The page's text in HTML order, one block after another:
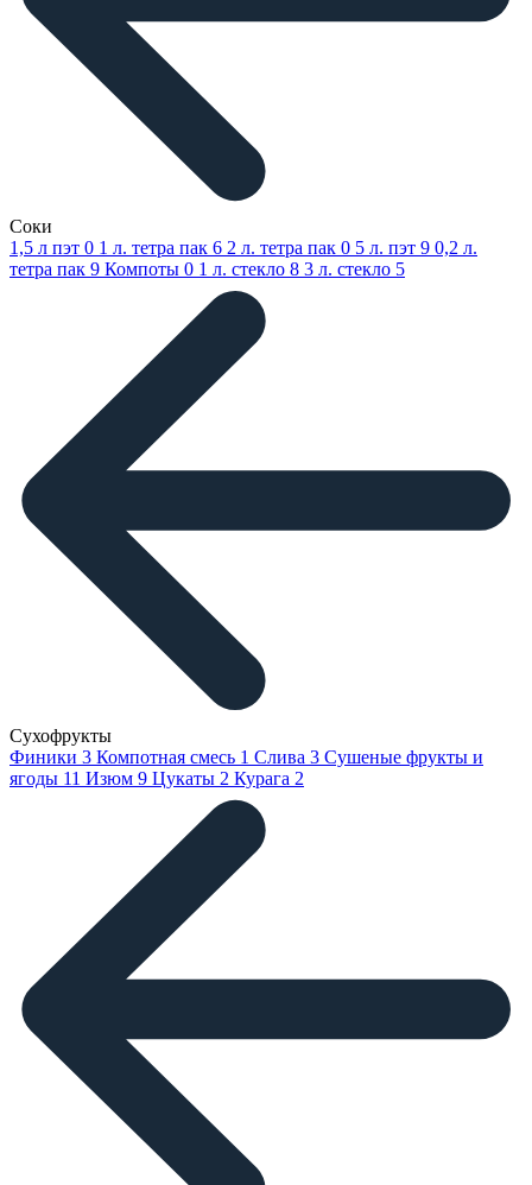
Соки
1,5 л пэт 0 1 л. тетра пак 6 2 л. тетра пак 0 5 л. пэт 9 0,2 л.
тетра пак 9 Компоты 0 1 л. стекло 8 3 л. стекло 5
Сухофрукты
Финики 3 Компотная смесь 1 Слива 3 Сушеные фрукты и
ягоды 11 Изюм 9 Цукаты 2 Курага 2